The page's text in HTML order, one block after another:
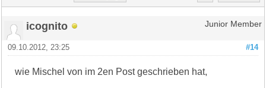
icognito Junior Member
#14
09.10.2012, 23:25
wie Mischel von im 2en Post geschrieben hat,